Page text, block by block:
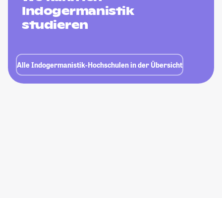
Indogermanistik
studieren
Alle Indogermanistik-Hochschulen in der Übersicht